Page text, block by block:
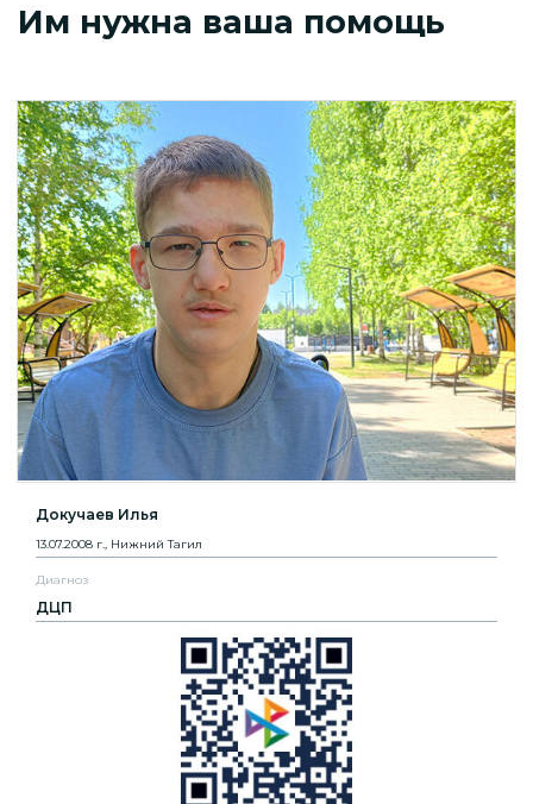
Им нужна ваша помощь
Докучаев Илья
13.07.2008 г., Нижний Тагил
Диагноз
ДЦП